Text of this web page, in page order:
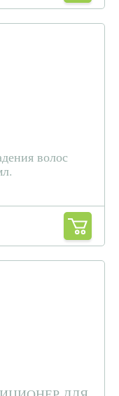
волос